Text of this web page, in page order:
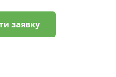
заявку